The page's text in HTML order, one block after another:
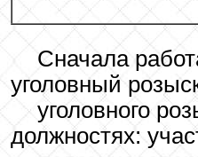
Сначала
уголовный
уголовного
должностях: